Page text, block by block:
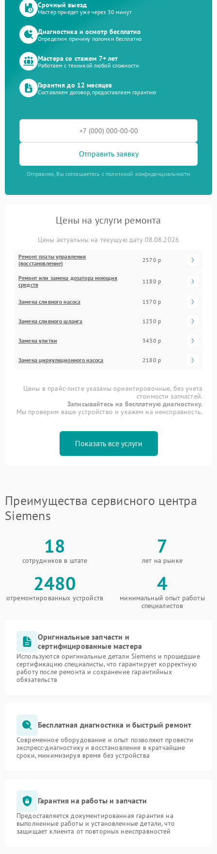
Срочный выезд
Мастер приедет уже через 30 минут
Диагностика и осмотр бесплатно
Определим причину поломки бесплатно
Мастера со стажем 7+ лет
Работаем с техникой любой сложности
Гарантия до 12 месяцев
Составляем договор, предоставляем гарантию
Отправить заявку
Отправляя, Вы соглашаетесь с политикой конфиденциальности
Цены на услуги ремонта
Цены актуальны на текущую дату 08.08.2026
Ремонт платы управления
(восстановление)
2570 р
Ремонт или замена дозатора моющих
средств
1180 р
Замена сливного насоса 1570 р
Замена сливного шланга 1230 р
Замена улитки 3430 р
Замена циркуляционного насоса 2180 р
Цены в прайс-листе указаны ориентировочные, без учета
стоимости запчастей.
Записывайтесь на бесплатную диагностику.
Мы проверим ваше устройство и укажем на неисправность.
Показать все услуги
Преимущества сервисного центра
Siemens
18
сотрудников в штате
7
лет на рынке
2480
отремонтированных устройств
4
минимальный опыт работы
специалистов
Оригинальные запчасти и
сертифицированные мастера
Используются оригинальные детали Siemens и прошедшие
сертификацию специалисты, что гарантирует корректную
работу после ремонта и сохранение гарантийных
обязательств
Бесплатная диагностика и быстрый ремонт
Современное оборудование и опыт позволяют провести
экспресс-диагностику и восстановление в кратчайшие
сроки, минимизируя время без устройства
Гарантия на работы и запчасти
Предоставляется документированная гарантия на
выполненные работы и установленные детали, что
защищает клиента от повторных неисправностей